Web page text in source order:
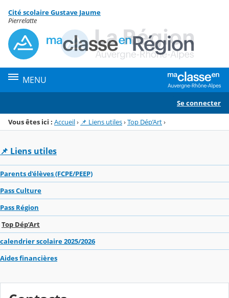
Menu de la rubrique
Contenu
Cité scolaire Gustave Jaume
Pierrelatte
MENU
Se connecter
Vous êtes ici : Accueil› 📌 Liens utiles›Top Dép’Art›
📌 Liens utiles
Parents d'élèves (FCPE/PEEP)
Pass Culture
Pass Région
Top Dép’Art
calendrier scolaire 2025/2026
Aides financières